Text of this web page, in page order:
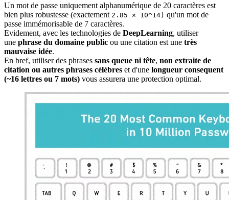
Un mot de passe uniquement alphanumérique de 20 caractères est
bien plus robustesse (exactement 2.85 × 10^14) qu'un mot de
passe immémorisable de 7 caractères.
Evidement, avec les technologies de DeepLearning, utiliser
une phrase du domaine public ou une citation est une très
mauvaise idée.
En bref, utiliser des phrases sans queue ni tête, non extraite de
citation ou autres phrases célèbres et d'une longueur consequent
(~16 lettres ou 7 mots) vous assurera une protection optimal.